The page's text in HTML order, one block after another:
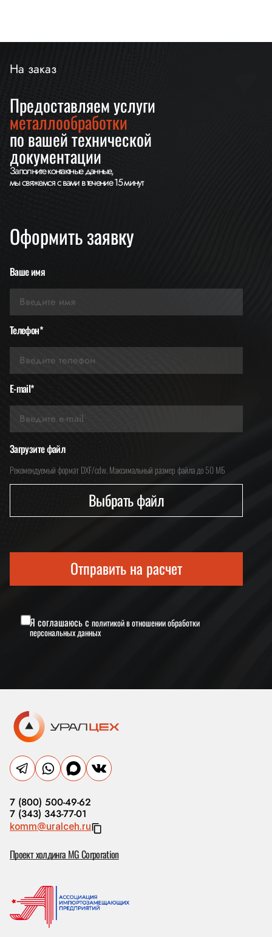
На заказ
Предоставляем услуги
металлообработки
по вашей технической
документации
Заполните контактные данные,
мы свяжемся с вами в течение 15 минут
Оформить заявку
Ваше имя
Телефон*
E-mail*
Загрузите файл
Рекомендуемый формат DXF/cdw. Максимальный размер файла до 50 МБ
Выбрать файл
Отправить на расчет
Я соглашаюсь с политикой в отношении обработки
персональных данных
7 (800) 500-49-62
7 (343) 343-77-01
komm@uralceh.ru
Проект холдинга MG Corporation